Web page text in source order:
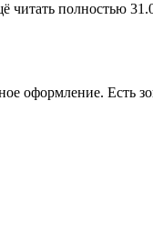
читать полностью
оформление. Есть